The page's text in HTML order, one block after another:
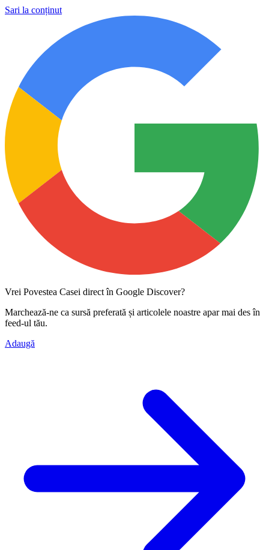
Sari la conținut
Vrei Povestea Casei direct în Google Discover?
Marchează-ne ca sursă preferată și articolele noastre apar mai des în
feed-ul tău.
Adaugă